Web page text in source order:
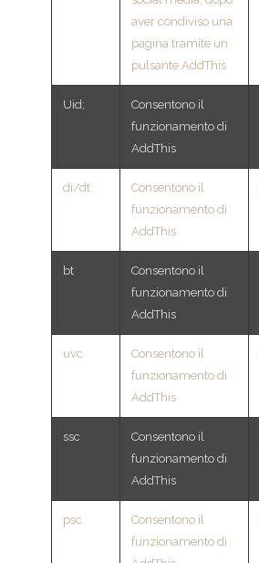
aver condiviso una
pagina tramite un
pulsante AddThis
Uid;
Consentono il
funzionamento di
AddThis
di/dt
Consentono il
funzionamento di
AddThis
bt
Consentono il
funzionamento di
AddThis
uvc
Consentono il
funzionamento di
AddThis
ssc
Consentono il
funzionamento di
AddThis
psc
Consentono il
funzionamento di